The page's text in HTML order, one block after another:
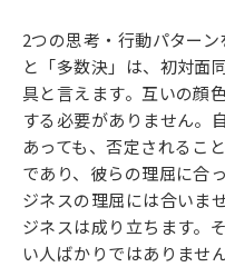
2つの思考・行動パターン
と「多数決」は、初対面
具と言えます。互いの顔
する必要がありません。
あっても、否定されるこ
であり、彼らの理屈に合
ジネスの理屈には合いま
ジネスは成り立ちます。
い人ばかりではありませ